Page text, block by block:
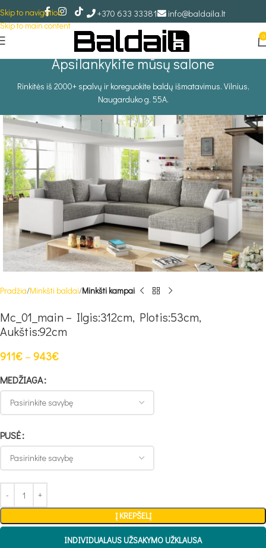
Skip to navigation
Skip to main content
+370 633 33381 info@baldaila.lt
0
Apsilankykite mūsų salone
Rinkitės iš 2000+ spalvų ir koreguokite baldų išmatavimus. Vilnius,
Naugarduko g. 55A.
Pradžia Minkšti baldai Minkšti kampai
Mc_01_main – Ilgis:312cm, Plotis:53cm,
Aukštis:92cm
911€ – 943€
MEDŽIAGA
PUSĖ
Į KREPŠELĮ
INDIVIDUALAUS UŽSAKYMO UŽKLAUSA